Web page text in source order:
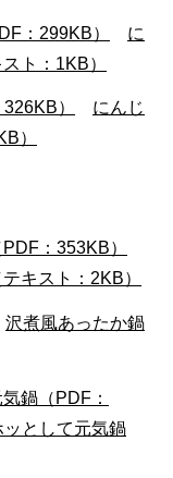
：299KB）
に
ト：1KB）
）
にんじ
）
：353KB）
キスト：2KB）
沢煮風あったか鍋
鍋（PDF：
として元気鍋